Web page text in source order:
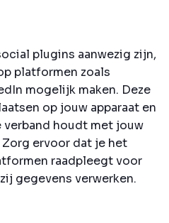
plugins aanwezig zijn,
platformen zoals
mogelijk maken. Deze
op jouw apparaat en
houdt met jouw
ervoor dat je het
raadpleegt voor
gegevens verwerken.